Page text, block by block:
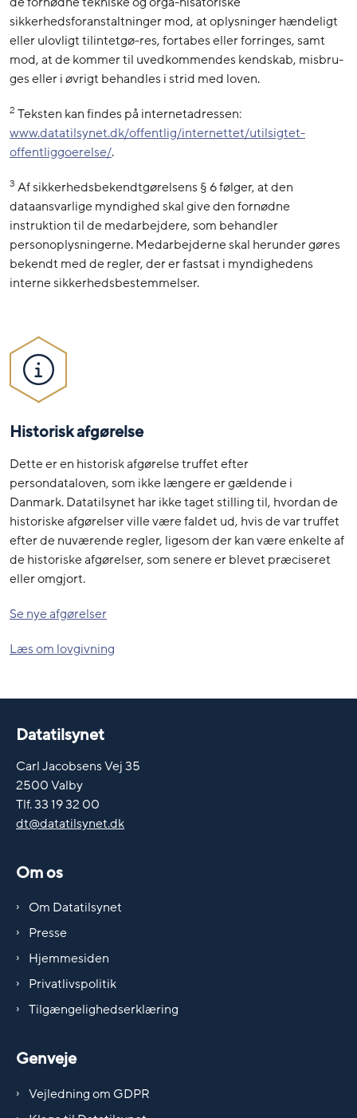
sikkerhedsforanstaltninger mod, at oplysninger hændeligt
eller ulovligt tilintetgø-res, fortabes eller forringes, samt
mod, at de kommer til uvedkommendes kendskab, misbru-
ges eller i øvrigt behandles i strid med loven.
2 Teksten kan findes på internetadressen:
www.datatilsynet.dk/offentlig/internettet/utilsigtet-
offentliggoerelse/.
3 Af sikkerhedsbekendtgørelsens § 6 følger, at den
dataansvarlige myndighed skal give den fornødne
instruktion til de medarbejdere, som behandler
personoplysningerne. Medarbejderne skal herunder gøres
bekendt med de regler, der er fastsat i myndighedens
interne sikkerhedsbestemmelser.
Historisk afgørelse
Dette er en historisk afgørelse truffet efter
persondataloven, som ikke længere er gældende i
Danmark. Datatilsynet har ikke taget stilling til, hvordan de
historiske afgørelser ville være faldet ud, hvis de var truffet
efter de nuværende regler, ligesom der kan være enkelte af
de historiske afgørelser, som senere er blevet præciseret
eller omgjort.
Se nye afgørelser
Læs om lovgivning
Datatilsynet
Carl Jacobsens Vej 35
2500 Valby
Tlf. 33 19 32 00
dt@datatilsynet.dk
Om os
Om Datatilsynet
Presse
Hjemmesiden
Privatlivspolitik
Tilgængelighedserklæring
Genveje
Vejledning om GDPR